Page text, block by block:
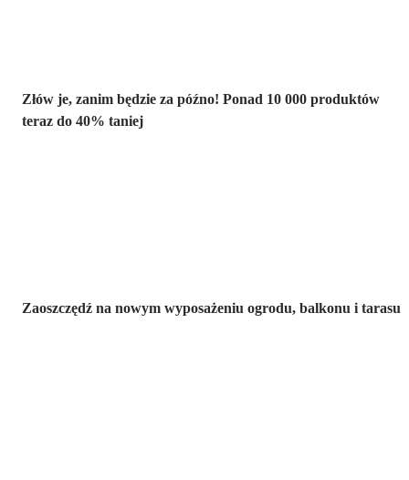
Złów je, zanim będzie za późno! Ponad 10 000 produktów
teraz do 40% taniej
Zaoszczędź na nowym wyposażeniu ogrodu, balkonu i tarasu